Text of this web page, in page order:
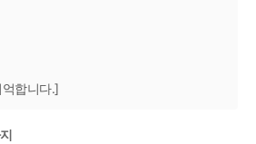
합니다.]